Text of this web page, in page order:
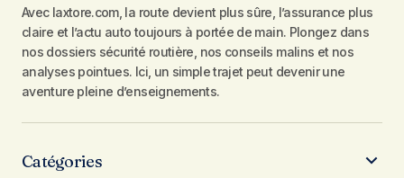
Avec laxtore.com, la route devient plus sûre, l’assurance plus
claire et l’actu auto toujours à portée de main. Plongez dans
nos dossiers sécurité routière, nos conseils malins et nos
analyses pointues. Ici, un simple trajet peut devenir une
aventure pleine d’enseignements.
Catégories